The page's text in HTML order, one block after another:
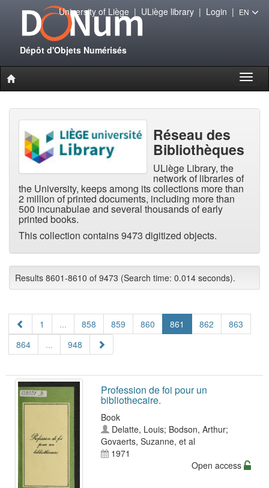
Dépôt d'Objets Numérisés
University of Liège| ULiège library| Login | EN
Réseau des
Bibliothèques
ULiège Library, the
network of libraries of
the University, keeps among its collections more than
2 million of printed documents, including more than
500 incunabulae and several thousands of early
printed books.
This collection contains 9473 digitized objects.
Results 8601-8610 of 9473 (Search time: 0.014 seconds).
1 ... 858 859 860 861 862
863
864
... 948
Profession de foi pour un
bibliothecaire.
Book
Delatte, Louis; Bodson, Arthur;
Govaerts, Suzanne, et al
1971
Open access